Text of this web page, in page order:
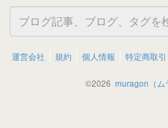
運営会社 規約 個人情報 特定商取引
©2026 muragon（ム